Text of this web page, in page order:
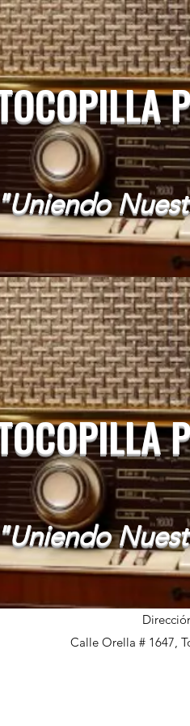
Calle Orella # 1647,